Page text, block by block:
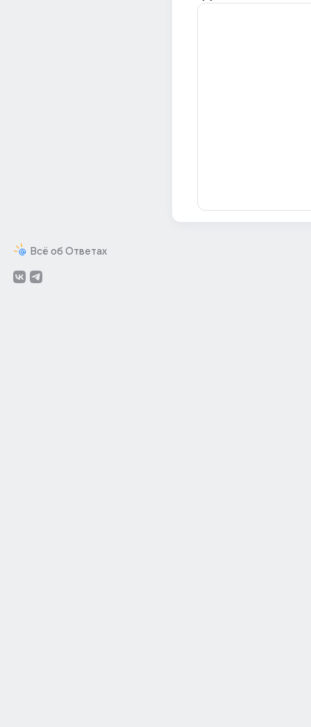
Всё об Ответах